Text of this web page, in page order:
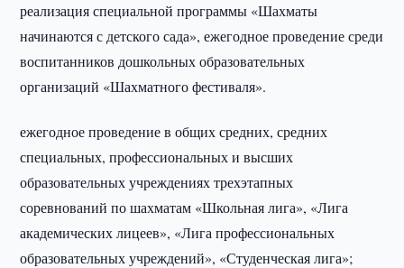
реализация специальной программы «Шахматы
начинаются с детского сада», ежегодное проведение среди
воспитанников дошкольных образовательных
организаций «Шахматного фестиваля».
ежегодное проведение в общих средних, средних
специальных, профессиональных и высших
образовательных учреждениях трехэтапных
соревнований по шахматам «Школьная лига», «Лига
академических лицеев», «Лига профессиональных
образовательных учреждений», «Студенческая лига»;